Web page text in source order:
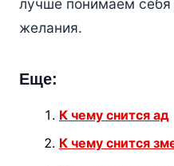
лучше понимаем
желания.
Еще:
К чему снится ад
К чему снится